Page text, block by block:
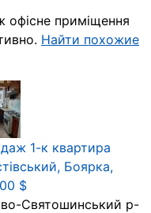
приміщення
Найти похожие
1-к квартира
Боярка,
$
Святошинський р-